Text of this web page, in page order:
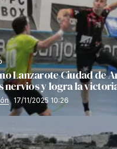
Lanzarote Ciudad de
nervios y logra la
17/11/2025 10:26